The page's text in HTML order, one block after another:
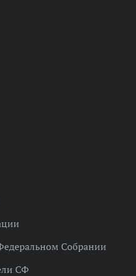
Собрании
СФ